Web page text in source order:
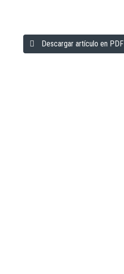
Descargar artículo en PDF